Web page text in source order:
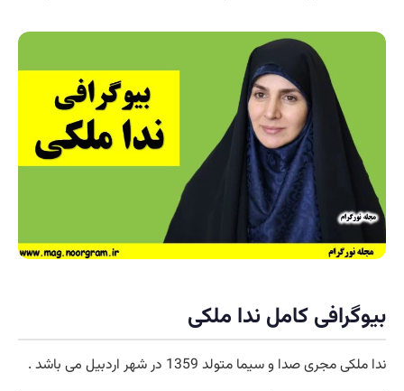
بیوگرافی کامل ندا ملکی
ندا ملکی مجری صدا و سیما متولد 1359 در شهر اردبیل می باشد .